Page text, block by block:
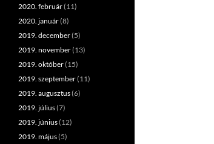
2020. február(11)
2020. január(8)
2019. december(5)
2019. november(13)
2019. október(15)
2019. szeptember(11)
2019. augusztus(6)
2019. július(7)
2019. június(12)
2019. május(5)